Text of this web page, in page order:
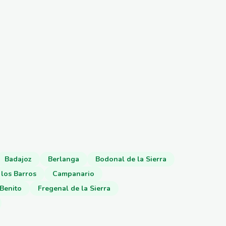
Badajoz Berlanga
Bodonal de la Sierra
Barros
Campanario
Fregenal de la Sierra